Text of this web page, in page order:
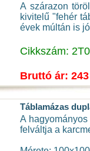
A szárazon
kivitelű "fehér
évek múltán is
Cikkszám:
Bruttó ár:
Táblamázas
A
felváltja a